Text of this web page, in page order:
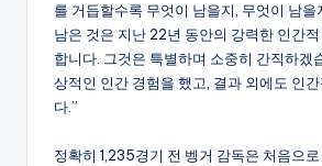
를 거듭할수록 무엇이 남을지, 무엇이 남을
남은 것은 지난 22년 동안의 강력한 인간
합니다. 그것은 특별하며 소중히 간직하겠
상적인 인간 경험을 했고, 결과 외에도 인
다.”
정확히 1,235경기 전 벵거 감독은 처음으